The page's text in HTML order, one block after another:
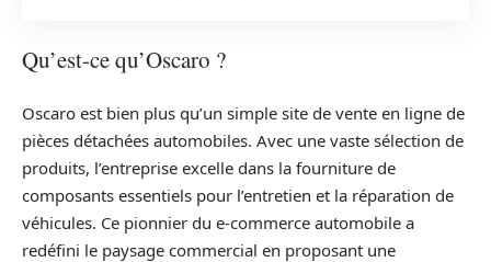
Qu’est-ce qu’Oscaro ?
Oscaro est bien plus qu’un simple site de vente en ligne de
pièces détachées automobiles. Avec une vaste sélection de
produits, l’entreprise excelle dans la fourniture de
composants essentiels pour l’entretien et la réparation de
véhicules. Ce pionnier du e-commerce automobile a
redéfini le paysage commercial en proposant une